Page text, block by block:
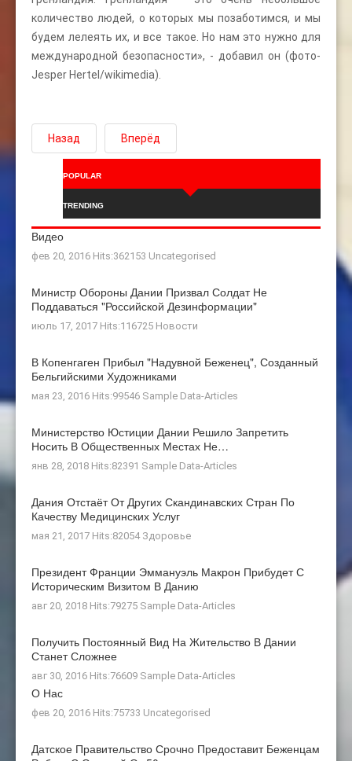
количество людей, о которых мы позаботимся, и мы
будем лелеять их, и все такое. Но нам это нужно для
международной безопасности», - добавил он (фото-
Jesper Hertel/wikimedia).
Назад Вперёд
POPULAR
TRENDING
Видео
фев 20, 2016 Hits:362153 Uncategorised
Министр Обороны Дании Призвал Солдат Не
Поддаваться "российской Дезинформации"
июль 17, 2017 Hits:116725 Новости
В Копенгаген Прибыл "Надувной Беженец", Созданный
Бельгийскими Художниками
мая 23, 2016 Hits:99546 Sample Data-Articles
Министерство Юстиции Дании Решило Запретить
Носить В Общественных Местах Не…
янв 28, 2018 Hits:82391 Sample Data-Articles
Дания Отстаёт От Других Скандинавских Стран По
Качеству Медицинских Услуг
мая 21, 2017 Hits:82054 Здоровье
Президент Франции Эммануэль Макрон Прибудет С
Историческим Визитом В Данию
авг 20, 2018 Hits:79275 Sample Data-Articles
Получить Постоянный Вид На Жительство В Дании
Станет Сложнее
авг 30, 2016 Hits:76609 Sample Data-Articles
О Нас
фев 20, 2016 Hits:75733 Uncategorised
Датское Правительство Срочно Предоставит Беженцам